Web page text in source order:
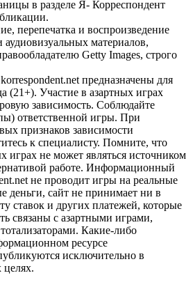
в разделе Я- Корреспондент
перепечатка и воспроизведение
материалов,
Getty Images, строго
предназначены для
(21+). Участие в азартных играх
зависимость. Соблюдайте
ответственной игры. При
признаков зависимости
к специалисту. Помните, что
играх не может являться источником
работе. Информационный
не проводит игры на реальные
деньги, сайт не принимает ни в
ставок и других платежей, которые
связаны с азартными играми,
Какие-либо
ресурсе
исключительно в